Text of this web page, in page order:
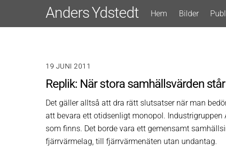
Anders Ydstedt Hem Bilder
19 JUNI 2011
Replik: När stora samhällsvärden
Det gäller alltså att dra rätt slutsatser när man
att bevara ett otidsenligt monopol.
som finns. Det borde vara ett gemensamt
fjärrvärmelag, till fjärrvärmenäten utan undantag.